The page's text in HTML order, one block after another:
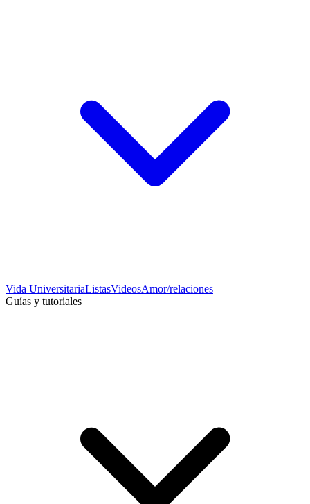
Vida UniversitariaListasVideosAmor/relaciones
Guías y tutoriales